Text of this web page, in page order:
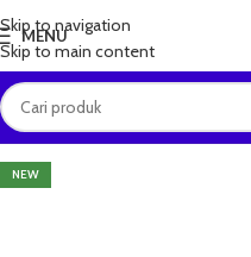
Skip to navigation
Skip to main content
MENU
NEW